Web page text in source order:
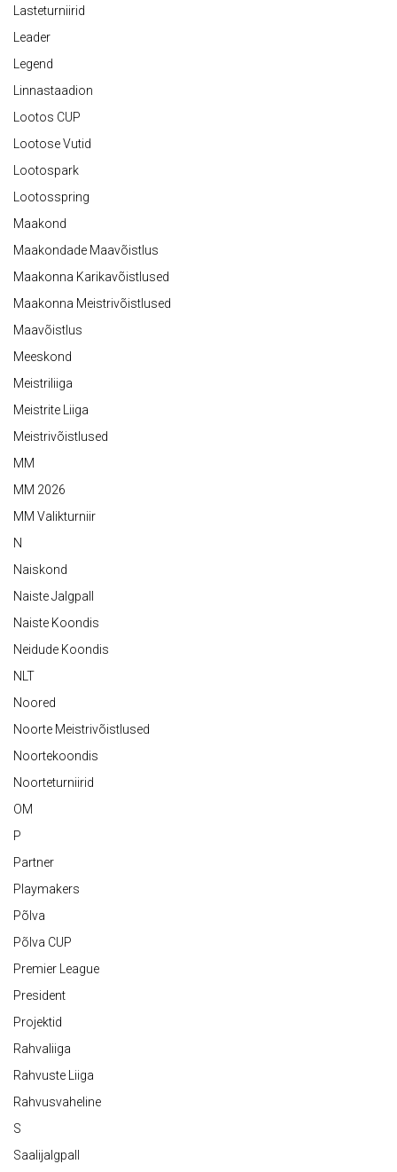
Lasteturniirid
Leader
Legend
Linnastaadion
Lootos CUP
Lootose Vutid
Lootospark
Lootosspring
Maakond
Maakondade Maavõistlus
Maakonna Karikavõistlused
Maakonna Meistrivõistlused
Maavõistlus
Meeskond
Meistriliiga
Meistrite Liiga
Meistrivõistlused
MM
MM 2026
MM Valikturniir
N
Naiskond
Naiste Jalgpall
Naiste Koondis
Neidude Koondis
NLT
Noored
Noorte Meistrivõistlused
Noortekoondis
Noorteturniirid
OM
P
Partner
Playmakers
Põlva
Põlva CUP
Premier League
President
Projektid
Rahvaliiga
Rahvuste Liiga
Rahvusvaheline
S
Saalijalgpall